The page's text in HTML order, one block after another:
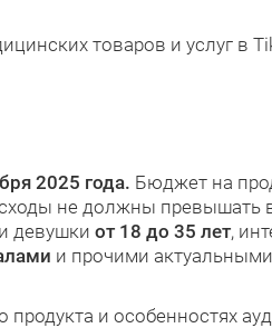
товаров и услуг в
2025 года. Бюджет на
не должны
девушки от 18 до 35 лет,
и прочими
и особенностях